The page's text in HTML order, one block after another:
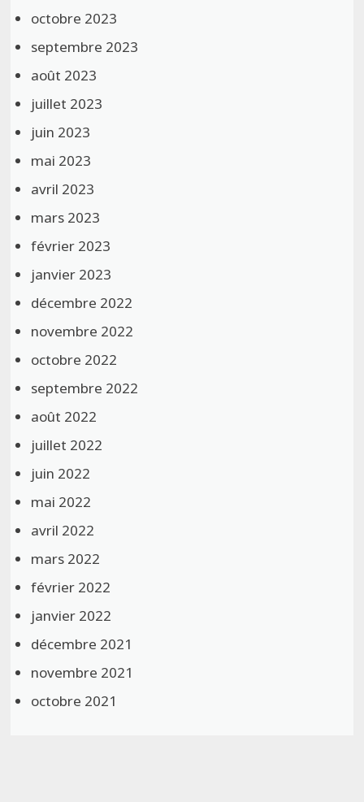
octobre 2023
septembre 2023
août 2023
juillet 2023
juin 2023
mai 2023
avril 2023
mars 2023
février 2023
janvier 2023
décembre 2022
novembre 2022
octobre 2022
septembre 2022
août 2022
juillet 2022
juin 2022
mai 2022
avril 2022
mars 2022
février 2022
janvier 2022
décembre 2021
novembre 2021
octobre 2021